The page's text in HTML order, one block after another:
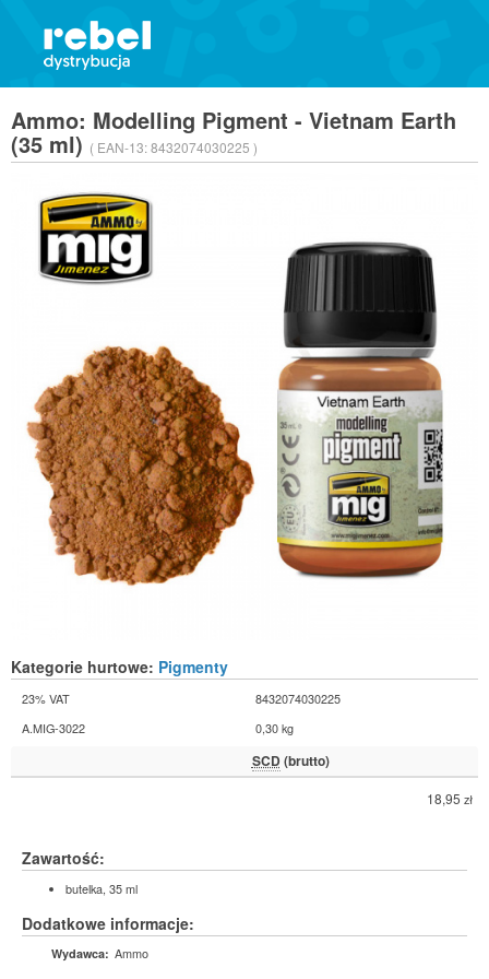
Ammo: Modelling Pigment - Vietnam Earth
(35 ml) ( EAN-13:8432074030225 )
Kategorie hurtowe: Pigmenty
23% VAT
8432074030225
A.MIG-3022
0,30 kg
SCD (brutto)
18,95 zł
Zawartość:
butelka, 35 ml
Dodatkowe informacje:
Wydawca: Ammo